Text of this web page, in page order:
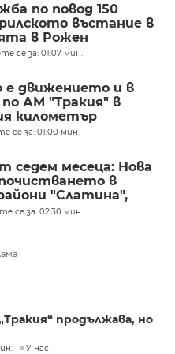
по повод 150
въстание в
в Рожен
се за: 01:07 мин.
е движението и в
АМ "Тракия" в
километър
се за: 01:00 мин.
седем месеца: Нова
в
"Слатина",
се за: 02:30 мин.
продължава, но
У нас